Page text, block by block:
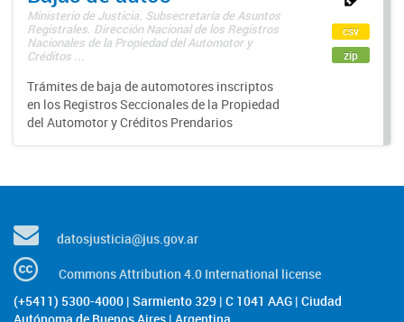
Ministerio de Justicia. Subsecretaría de Asuntos
Registrales. Dirección Nacional de los Registros
Nacionales de la Propiedad del Automotor y
Créditos ...
Trámites de baja de automotores inscriptos
en los Registros Seccionales de la Propiedad
del Automotor y Créditos Prendarios
csv
zip
datosjusticia@jus.gov.ar
Commons Attribution 4.0 International license
(+5411) 5300-4000 | Sarmiento 329 | C 1041 AAG | Ciudad